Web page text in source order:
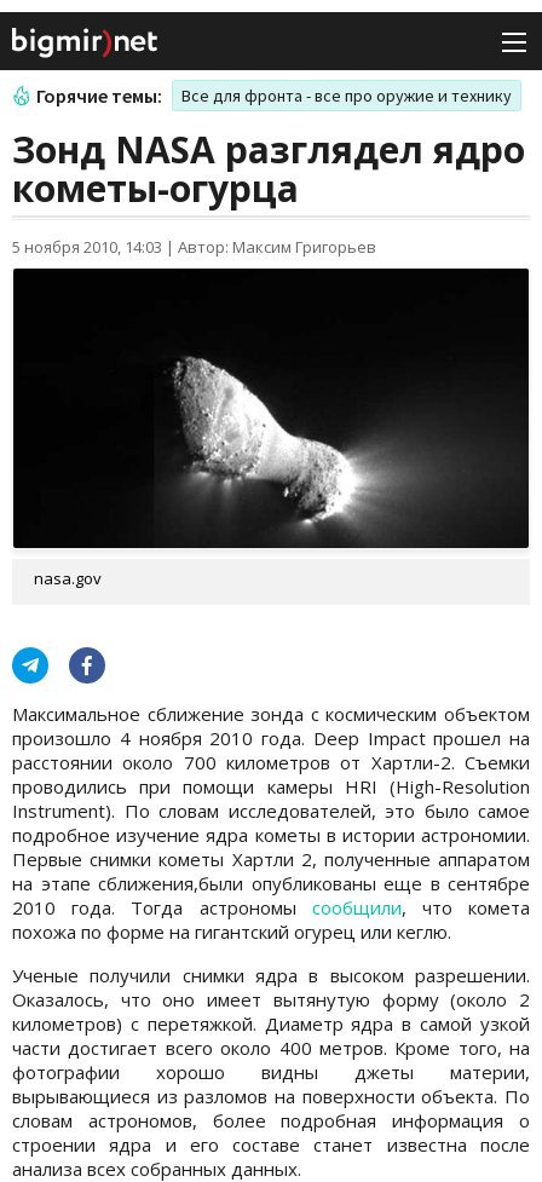
Горячие темы: Все для фронта - все про оружие и технику
Зонд NASA разглядел ядро
кометы-огурца
5 ноября 2010, 14:03 | Автор: Максим Григорьев
nasa.gov
Максимальное сближение зонда с космическим объектом
произошло 4 ноября 2010 года. Deep Impact прошел на
расстоянии около 700 километров от Хартли-2. Съемки
проводились при помощи камеры HRI (High-Resolution
Instrument). По словам исследователей, это было самое
подробное изучение ядра кометы в истории астрономии.
Первые снимки кометы Хартли 2, полученные аппаратом
на этапе сближения,были опубликованы еще в сентябре
2010 года. Тогда астрономы сообщили, что комета
похожа по форме на гигантский огурец или кеглю.
Ученые получили снимки ядра в высоком разрешении.
Оказалось, что оно имеет вытянутую форму (около 2
километров) с перетяжкой. Диаметр ядра в самой узкой
части достигает всего около 400 метров. Кроме того, на
фотографии хорошо видны джеты материи,
вырывающиеся из разломов на поверхности объекта. По
словам астрономов, более подробная информация о
строении ядра и его составе станет известна после
анализа всех собранных данных.